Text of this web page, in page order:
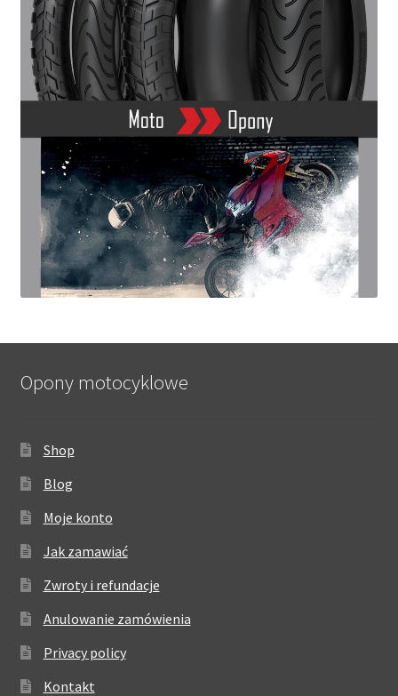
Opony motocyklowe
Shop
Blog
Moje konto
Jak zamawiać
Zwroty i refundacje
Anulowanie zamówienia
Privacy policy
Kontakt